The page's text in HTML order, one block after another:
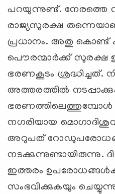
പറയുന്നുണ്ട്. നേരത്തെ
രാജ്യസുരക്ഷ
പ്രധാനം. അതു കൊണ്ട്
പൌരന്മാര്‍ക്ക് സുരക്ഷ
ഭരണകൂടം ശ്രദ്ധിച്ചത്.
അത്തരത്തില്‍
നഗരിയായ
അറുപത്
നടക്കുന്നുണ്ടായിരുന്നു.
ഇത്തരം
സംഭവിക്കുകയും